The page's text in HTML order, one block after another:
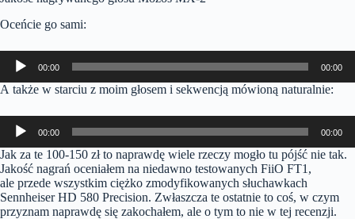
Oceńcie go sami:
Odtwarzacz
plików
dźwiękowych
00:00 00:00
A także w starciu z moim głosem i sekwencją mówioną naturalnie:
Odtwarzacz
plików
dźwiękowych
00:00 00:00
Jak za te 100-150 zł to naprawdę wiele rzeczy mogło tu pójść nie tak.
Jakość nagrań oceniałem na niedawno testowanych FiiO FT1,
ale przede wszystkim ciężko zmodyfikowanych słuchawkach
Sennheiser HD 580 Precision. Zwłaszcza te ostatnie to coś, w czym
przyznam naprawdę się zakochałem, ale o tym to nie w tej recenzji.